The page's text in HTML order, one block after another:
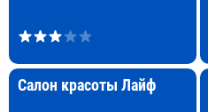
Салон красоты Лайф